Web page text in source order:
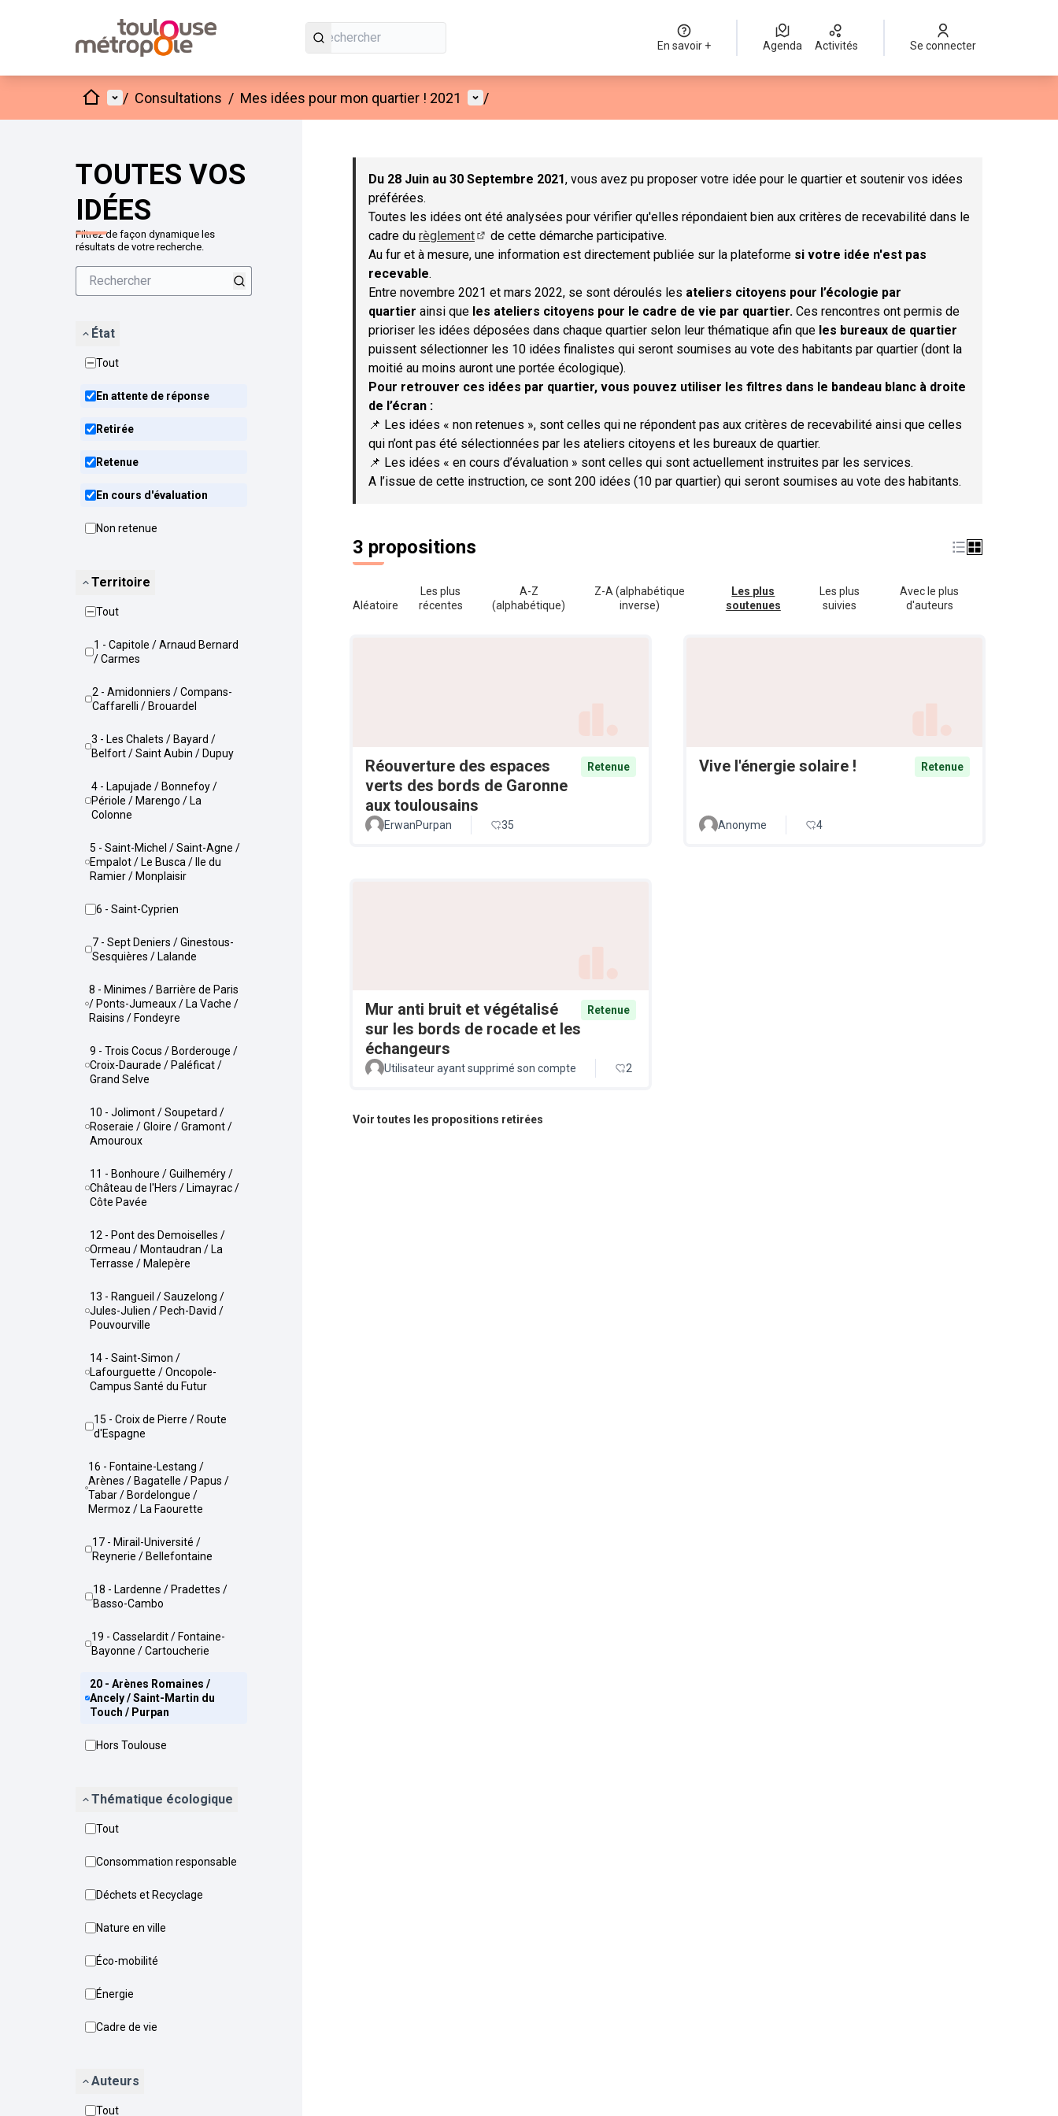
En savoir + Agenda Activités Se connecter
AccueilMenu principal
/ Consultations / Mes idées pour mon quartier ! 2021 Menu utilisateur
/
TOUTES VOS
IDÉES
Filtrez de façon dynamique les
résultats de votre recherche.
État
Tout
En attente de réponse
Retirée
Retenue
En cours d'évaluation
Non retenue
Territoire
Tout
1 - Capitole / Arnaud Bernard
/ Carmes
2 - Amidonniers / Compans-
Caffarelli / Brouardel
3 - Les Chalets / Bayard /
Belfort / Saint Aubin / Dupuy
4 - Lapujade / Bonnefoy /
Périole / Marengo / La
Colonne
5 - Saint-Michel / Saint-Agne /
Empalot / Le Busca / Ile du
Ramier / Monplaisir
6 - Saint-Cyprien
7 - Sept Deniers / Ginestous-
Sesquières / Lalande
8 - Minimes / Barrière de Paris
/ Ponts-Jumeaux / La Vache /
Raisins / Fondeyre
9 - Trois Cocus / Borderouge /
Croix-Daurade / Paléficat /
Grand Selve
10 - Jolimont / Soupetard /
Roseraie / Gloire / Gramont /
Amouroux
11 - Bonhoure / Guilheméry /
Château de l'Hers / Limayrac /
Côte Pavée
12 - Pont des Demoiselles /
Ormeau / Montaudran / La
Terrasse / Malepère
13 - Rangueil / Sauzelong /
Jules-Julien / Pech-David /
Pouvourville
14 - Saint-Simon /
Lafourguette / Oncopole-
Campus Santé du Futur
15 - Croix de Pierre / Route
d'Espagne
16 - Fontaine-Lestang /
Arènes / Bagatelle / Papus /
Tabar / Bordelongue /
Mermoz / La Faourette
17 - Mirail-Université /
Reynerie / Bellefontaine
18 - Lardenne / Pradettes /
Basso-Cambo
19 - Casselardit / Fontaine-
Bayonne / Cartoucherie
20 - Arènes Romaines /
Ancely / Saint-Martin du
Touch / Purpan
Hors Toulouse
Thématique écologique
Tout
Consommation responsable
Déchets et Recyclage
Nature en ville
Éco-mobilité
Énergie
Cadre de vie
Auteurs
Tout
Passer la carte
Du 28 Juin au 30 Septembre 2021, vous avez pu proposer votre idée pour le quartier et soutenir vos idées
préférées.
Toutes les idées ont été analysées pour vérifier qu'elles répondaient bien aux critères de recevabilité dans le
cadre du règlement
(S'ouvre dans un nouvel onglet)
de cette démarche participative.
Au fur et à mesure, une information est directement publiée sur la plateforme si votre idée n'est pas
recevable.
Entre novembre 2021 et mars 2022, se sont déroulés les ateliers citoyens pour l’écologie par
quartier ainsi que les ateliers citoyens pour le cadre de vie par quartier. Ces rencontres ont permis de
prioriser les idées déposées dans chaque quartier selon leur thématique afin que les bureaux de quartier
puissent sélectionner les 10 idées finalistes qui seront soumises au vote des habitants par quartier (dont la
moitié au moins auront une portée écologique).
Pour retrouver ces idées par quartier, vous pouvez utiliser les filtres dans le bandeau blanc à droite
de l’écran :
📌 Les idées « non retenues », sont celles qui ne répondent pas aux critères de recevabilité ainsi que celles
qui n’ont pas été sélectionnées par les ateliers citoyens et les bureaux de quartier.
📌 Les idées « en cours d’évaluation » sont celles qui sont actuellement instruites par les services.
A l’issue de cette instruction, ce sont 200 idées (10 par quartier) qui seront soumises au vote des habitants.
3 propositions
Aléatoire
Les plus
récentes
A-Z
(alphabétique)
Z-A (alphabétique
inverse)
Les plus
soutenues
Les plus
suivies
Avec le plus
d'auteurs
Réouverture des espaces
verts des bords de Garonne
aux toulousains
Retenue
ErwanPurpan 35
Vive l'énergie solaire ! Retenue
Anonyme 4
Mur anti bruit et végétalisé
sur les bords de rocade et les
échangeurs
Retenue
Utilisateur ayant supprimé son compte 2
Voir toutes les propositions retirées